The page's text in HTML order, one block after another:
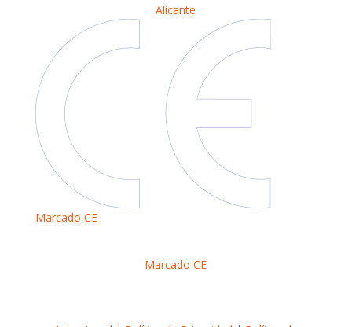
Alicante
Marcado CE
Marcado CE